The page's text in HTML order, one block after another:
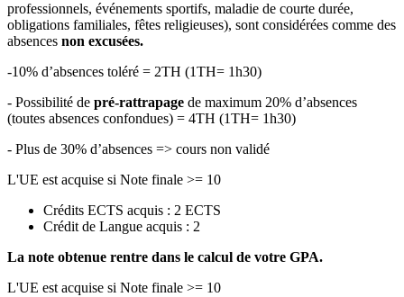
professionnels, événements sportifs, maladie de courte durée,
obligations familiales, fêtes religieuses), sont considérées comme des
absences non excusées.
-10% d’absences toléré = 2TH (1TH= 1h30)
- Possibilité de pré-rattrapage de maximum 20% d’absences
(toutes absences confondues) = 4TH (1TH= 1h30)
- Plus de 30% d’absences => cours non validé
L'UE est acquise si Note finale >= 10
Crédits ECTS acquis : 2 ECTS
Crédit de Langue acquis : 2
La note obtenue rentre dans le calcul de votre GPA.
L'UE est acquise si Note finale >= 10